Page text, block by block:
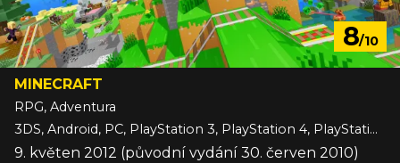
8/10
MINECRAFT
RPG, Adventura
3DS, Android, PC, PlayStation 3, PlayStation 4, PlayStation 5, Switch, Switch 2, VITA, Wii U, Xbox 360, Xbox One, Xbox Series, iOS
9. květen 2012 (původní vydání 30. červen 2010)